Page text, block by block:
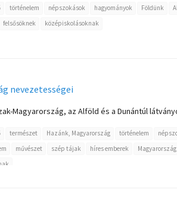
történelem népszokások hagyományok Földünk
felsősöknek középiskolásoknak
nevezetességei
Magyarország, az Alföld és a Dunántúl
természet Hazánk, Magyarország történelem
művészet szép tájak híres emberek Magyarország